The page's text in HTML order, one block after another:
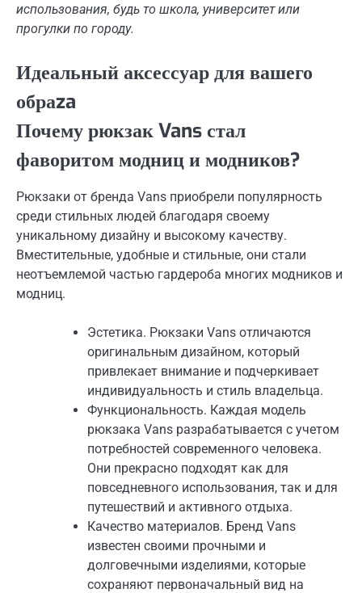
использования, будь то школа, университет или
прогулки по городу.
Идеальный аксессуар для вашего
обраza
Почему рюкзак Vans стал
фаворитом модниц и модников?
Рюкзаки от бренда Vans приобрели популярность
среди стильных людей благодаря своему
уникальному дизайну и высокому качеству.
Вместительные, удобные и стильные, они стали
неотъемлемой частью гардероба многих модников и
модниц.
Эстетика. Рюкзаки Vans отличаются
оригинальным дизайном, который
привлекает внимание и подчеркивает
индивидуальность и стиль владельца.
Функциональность. Каждая модель
рюкзака Vans разрабатывается с учетом
потребностей современного человека.
Они прекрасно подходят как для
повседневного использования, так и для
путешествий и активного отдыха.
Качество материалов. Бренд Vans
известен своими прочными и
долговечными изделиями, которые
сохраняют первоначальный вид на